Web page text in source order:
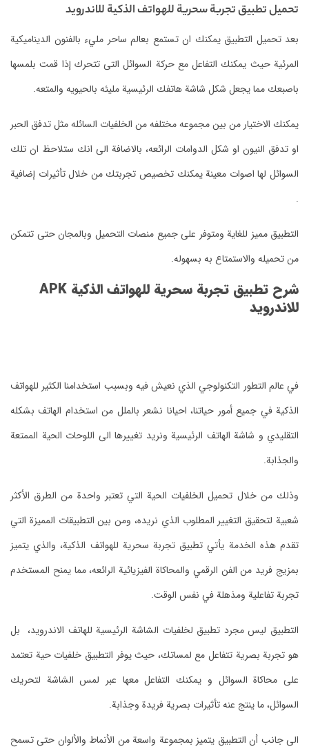
تحميل تطبيق تجربة سحرية للهواتف الذكية للاندرويد
بعد تحميل التطبيق يمكنك ان تستمع بعالم ساحر مليء بالفنون الديناميكية
المرئية حيث يمكنك التفاعل مع حركة السوائل التى تتحرك إذا قمت بلمسها
باصبعك مما يجعل شكل شاشة هاتفك الرئيسية مليئه بالحيويه والمتعه.
يمكنك الاختيار من بين مجموعه مختلفه من الخلفيات السائله مثل تدفق الحبر
او تدفق النيون او شكل الدوامات الرائعه، بالاضافة الى انك ستلاحظ ان تلك
السوائل لها اصوات معينة يمكنك تخصيص تجربتك من خلال تأثيرات إضافية
.
التطبيق مميز للغاية ومتوفر على جميع منصات التحميل وبالمجان حتى تتمكن
من تحميله والاستمتاع به بسهوله.
للاندرويد
في عالم التطور التكنولوجي الذي نعيش فيه وبسبب استخدامنا الكثير للهواتف
الذكية في جميع أمور حياتنا، احيانا نشعر بالملل من استخدام الهاتف بشكله
التقليدي و شاشة الهاتف الرئيسية ونريد تغييرها الى اللوحات الحية الممتعة
والجذابة.
وذلك من خلال تحميل الخلفيات الحية التي تعتبر واحدة من الطرق الأكثر
شعبية لتحقيق التغيير المطلوب الذي نريده، ومن بين التطبيقات المميزة التي
تقدم هذه الخدمة يأتي تطبيق تجربة سحرية للهواتف الذكية، والذي يتميز
بمزيج فريد من الفن الرقمي والمحاكاة الفيزيائية الرائعه، مما يمنح المستخدم
تجربة تفاعلية ومذهلة في نفس الوقت.
التطبيق ليس مجرد تطبيق لخلفيات الشاشة الرئيسية للهاتف الاندرويد، بل
هو تجربة بصرية تتفاعل مع لمساتك، حيث يوفر التطبيق خلفيات حية تعتمد
على محاكاة السوائل و يمكنك التفاعل معها عبر لمس الشاشة لتحريك
السوائل، ما ينتج عنه تأثيرات بصرية فريدة وجذابة.
الى جانب أن التطبيق يتميز بمجموعة واسعة من الأنماط والألوان حتى تسمح